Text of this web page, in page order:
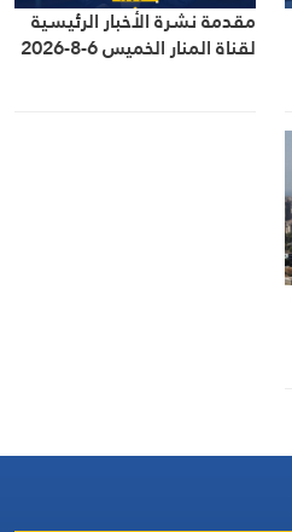
مقدمة نشرة الأخبار الرئيسية
لقناة المنار الخميس 6-8-2026